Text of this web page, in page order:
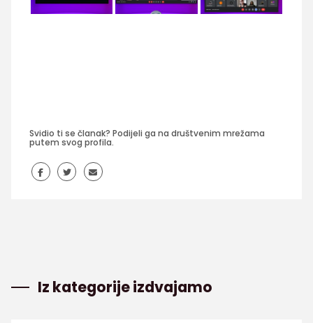
Svidio ti se članak? Podijeli ga na društvenim mrežama
putem svog profila.
Iz kategorije izdvajamo